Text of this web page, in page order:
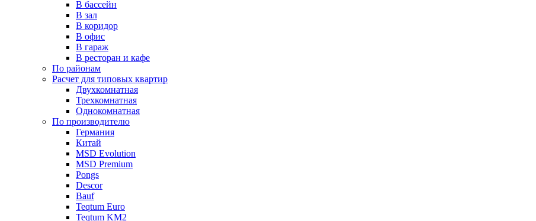
В бассейн
В зал
В коридор
В офис
В гараж
В ресторан и кафе
По районам
Расчет для типовых квартир
Двухкомнатная
Трехкомнатная
Однокомнатная
По производителю
Германия
Китай
MSD Evolution
MSD Premium
Pongs
Descor
Bauf
Teqtum Euro
Teqtum KM2